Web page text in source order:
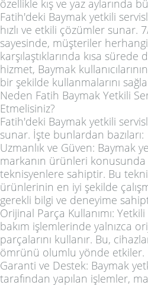
özellikle kış ve yaz aylarında
Fatih'deki Baymak yetkili
hızlı ve etkili çözümler sunar.
sayesinde, müşteriler
karşılaştıklarında kısa
hizmet, Baymak
bir şekilde kullanmalarını
Neden Fatih Baymak Yetkili
Etmelisiniz?
Fatih'deki Baymak yetkili
sunar. İşte bunlardan bazıları:
Uzmanlık ve Güven: Baymak
markanın ürünleri konusunda
teknisyenlere sahiptir. Bu
ürünlerinin en iyi şekilde
gerekli bilgi ve deneyime
Orijinal Parça Kullanımı:
bakım işlemlerinde yalnızca
parçalarını kullanır. Bu,
ömrünü olumlu yönde etkiler.
Garanti ve Destek: Baymak
tarafından yapılan işlemler,